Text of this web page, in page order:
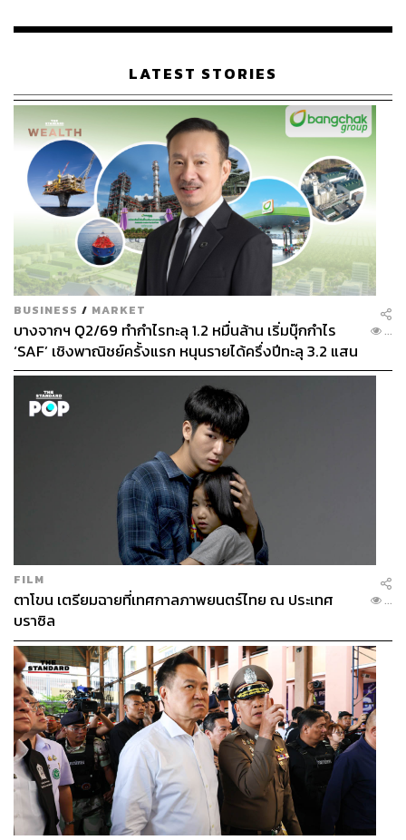
เรือนไทยที่ถูกซุกไว้
LATEST STORIES
BUSINESS / MARKET
บางจากฯ Q2/69 ทำกำไรทะลุ 1.2 หมื่นล้าน เริ่มบุ๊กกำไร
‘SAF’ เชิงพาณิชย์ครั้งแรก หนุนรายได้ครึ่งปีทะลุ 3.2 แสน
ล้าน
...
FILM
ตาโขน เตรียมฉายที่เทศกาลภาพยนตร์ไทย ณ ประเทศ
บราซิล
...